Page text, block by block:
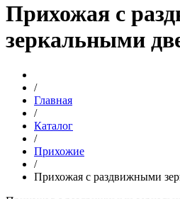
Прихожая с
зеркальными
/
Главная
/
Каталог
/
Прихожие
/
Прихожая с раздвижными